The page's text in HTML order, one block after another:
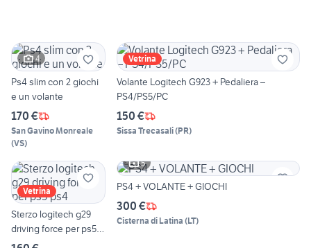
4
Ps4 slim con 2 giochi
e un volante
170 €
San Gavino Monreale
(VS)
Vetrina
Volante Logitech G923 + Pedaliera –
PS4/PS5/PC
150 €
Sissa Trecasali(PR)
Vetrina
Sterzo logitech g29
driving force per ps5
ps4
5
PS4 + VOLANTE + GIOCHI
300 €
Cisterna di Latina (LT)